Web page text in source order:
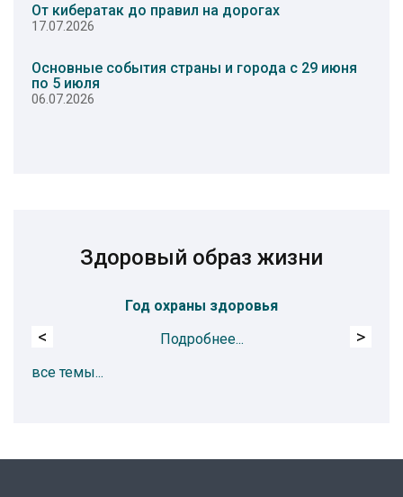
От кибератак до правил на дорогах
17.07.2026
Основные события страны и города с 29 июня
по 5 июля
06.07.2026
Здоровый образ жизни
Год охраны здоровья
Подробнее...
< >
все темы...